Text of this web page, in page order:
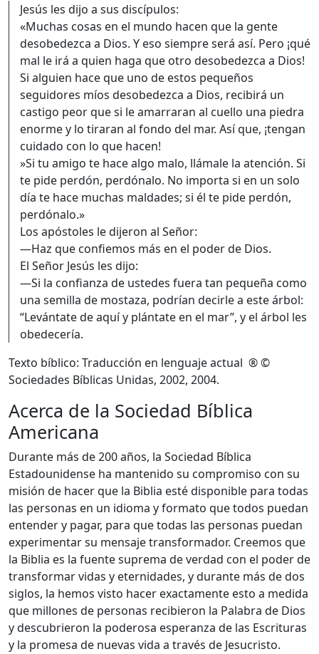
Jesús les dijo a sus discípulos:
«Muchas cosas en el mundo hacen que la gente
desobedezca a Dios. Y eso siempre será así. Pero ¡qué
mal le irá a quien haga que otro desobedezca a Dios!
Si alguien hace que uno de estos pequeños
seguidores míos desobedezca a Dios, recibirá un
castigo peor que si le amarraran al cuello una piedra
enorme y lo tiraran al fondo del mar. Así que, ¡tengan
cuidado con lo que hacen!
»Si tu amigo te hace algo malo, llámale la atención. Si
te pide perdón, perdónalo. No importa si en un solo
día te hace muchas maldades; si él te pide perdón,
perdónalo.»
Los apóstoles le dijeron al Señor:
—Haz que confiemos más en el poder de Dios.
El Señor Jesús les dijo:
—Si la confianza de ustedes fuera tan pequeña como
una semilla de mostaza, podrían decirle a este árbol:
“Levántate de aquí y plántate en el mar”, y el árbol les
obedecería.
Texto bíblico: Traducción en lenguaje actual ® ©
Sociedades Bíblicas Unidas, 2002, 2004.
Acerca de la Sociedad Bíblica
Americana
Durante más de 200 años, la Sociedad Bíblica
Estadounidense ha mantenido su compromiso con su
misión de hacer que la Biblia esté disponible para todas
las personas en un idioma y formato que todos puedan
entender y pagar, para que todas las personas puedan
experimentar su mensaje transformador. Creemos que
la Biblia es la fuente suprema de verdad con el poder de
transformar vidas y eternidades, y durante más de dos
siglos, la hemos visto hacer exactamente esto a medida
que millones de personas recibieron la Palabra de Dios
y descubrieron la poderosa esperanza de las Escrituras
y la promesa de nuevas vida a través de Jesucristo.